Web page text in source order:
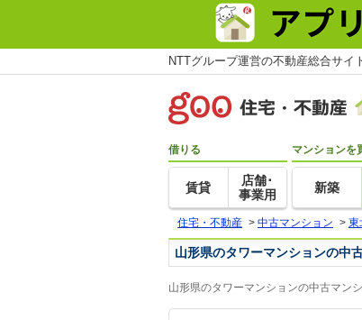
NTTグループ運営の不動産総合サイ
借りる
賃貸
店舗･
事業用
マンションを
新築
住宅・不動産 > 中古マンション > 東
山形県のタワーマンションの中
山形県のタワーマンションの中古マン